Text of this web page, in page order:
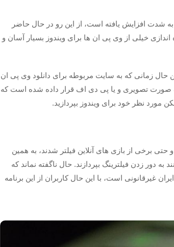
به شدت افزایش یافته است، از این رو در حال حاضر
خیلی از وی پی ان ها برای ویندوز بسیار آسان و
حال زمانی که به سایت مربوطه برای دانلود وی پی ان
به صورت تصویری و یا پی دی اف قرار داده شده است که
مورد نظر خود برای ویندوز بپردازید.
برخی از بازی های آنلاین فیلتر شدند، به همین
به دور زدن فیلترینگ بپردازند. حال ناگفته نماند که
غیرقانونی است، با این حال کاربران از این برنامه